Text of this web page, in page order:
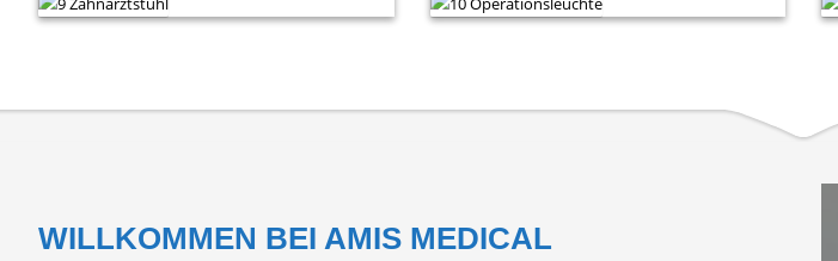
WILLKOMMEN BEI AMIS MEDICAL